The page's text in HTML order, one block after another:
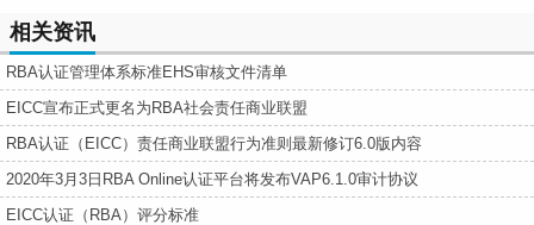
相关资讯
RBA认证管理体系标准EHS审核文件清单
EICC宣布正式更名为RBA社会责任商业联盟
RBA认证（EICC）责任商业联盟行为准则最新修订6.0版内容
2020年3月3日RBA Online认证平台将发布VAP6.1.0审计协议
EICC认证（RBA）评分标准